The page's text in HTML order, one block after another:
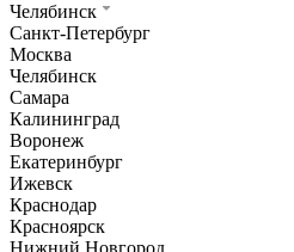
Челябинск
Санкт-Петербург
Москва
Челябинск
Самара
Калининград
Воронеж
Екатеринбург
Ижевск
Краснодар
Красноярск
Нижний Новгород